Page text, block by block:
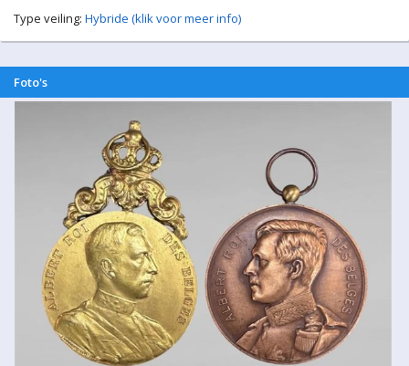
Type veiling: Hybride (klik voor meer info)
Foto's